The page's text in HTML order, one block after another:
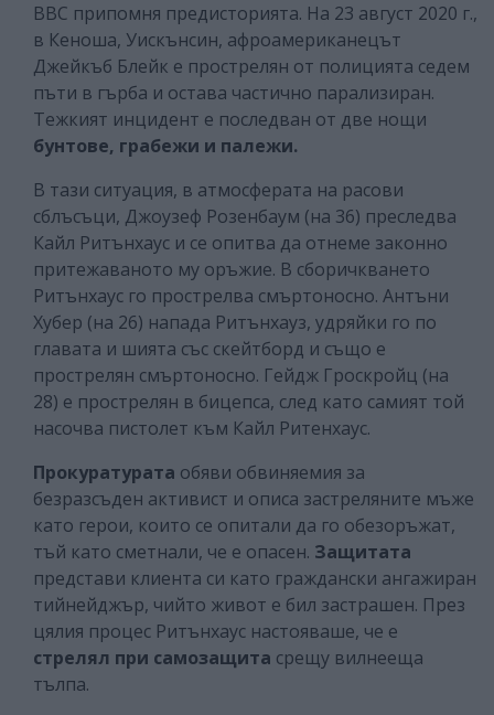
ВВС припомня предисторията. На 23 август 2020 г.,
в Кеноша, Уискънсин, афроамериканецът
Джейкъб Блейк е прострелян от полицията седем
пъти в гърба и остава частично парализиран.
Тежкият инцидент е последван от две нощи
бунтове, грабежи и палежи.
В тази ситуация, в атмосферата на расови
сблъсъци, Джоузеф Розенбаум (на 36) преследва
Кайл Ритънхаус и се опитва да отнеме законно
притежаваното му оръжие. В сборичкването
Ритънхаус го прострелва смъртоносно. Антъни
Хубер (на 26) напада Ритънхауз, удряйки го по
главата и шията със скейтборд и също е
прострелян смъртоносно. Гейдж Гроскройц (на
28) е прострелян в бицепса, след като самият той
насочва пистолет към Кайл Ритенхаус.
Прокуратурата обяви обвиняемия за
безразсъден активист и описа застреляните мъже
като герои, които се опитали да го обезоръжат,
тъй като сметнали, че е опасен. Защитата
представи клиента си като граждански ангажиран
тийнейджър, чийто живот е бил застрашен. През
цялия процес Ритънхаус настояваше, че е
стрелял при самозащита срещу вилнееща
тълпа.